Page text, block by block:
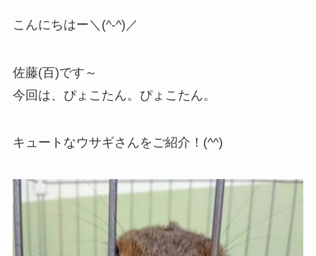
こんにちはー＼(^-^)／
佐藤(百)です～
今回は、ぴょこたん。ぴょこたん。
キュートなウサギさんをご紹介！(^^)